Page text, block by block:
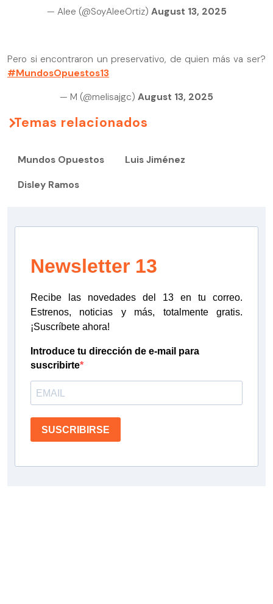
— Alee (@SoyAleeOrtiz) August 13, 2025
Pero si encontraron un preservativo, de quien más va ser?
#MundosOpuestos13
— M (@melisajgc) August 13, 2025
Temas relacionados
Mundos Opuestos Luis Jiménez
Disley Ramos
Newsletter 13
Recibe las novedades del 13 en tu correo.
Estrenos, noticias y más, totalmente gratis.
¡Suscríbete ahora!
Introduce tu dirección de e-mail para
suscribirte
SUSCRIBIRSE